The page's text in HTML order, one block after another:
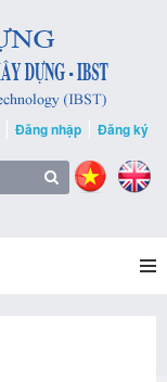
Đăng nhập Đăng ký